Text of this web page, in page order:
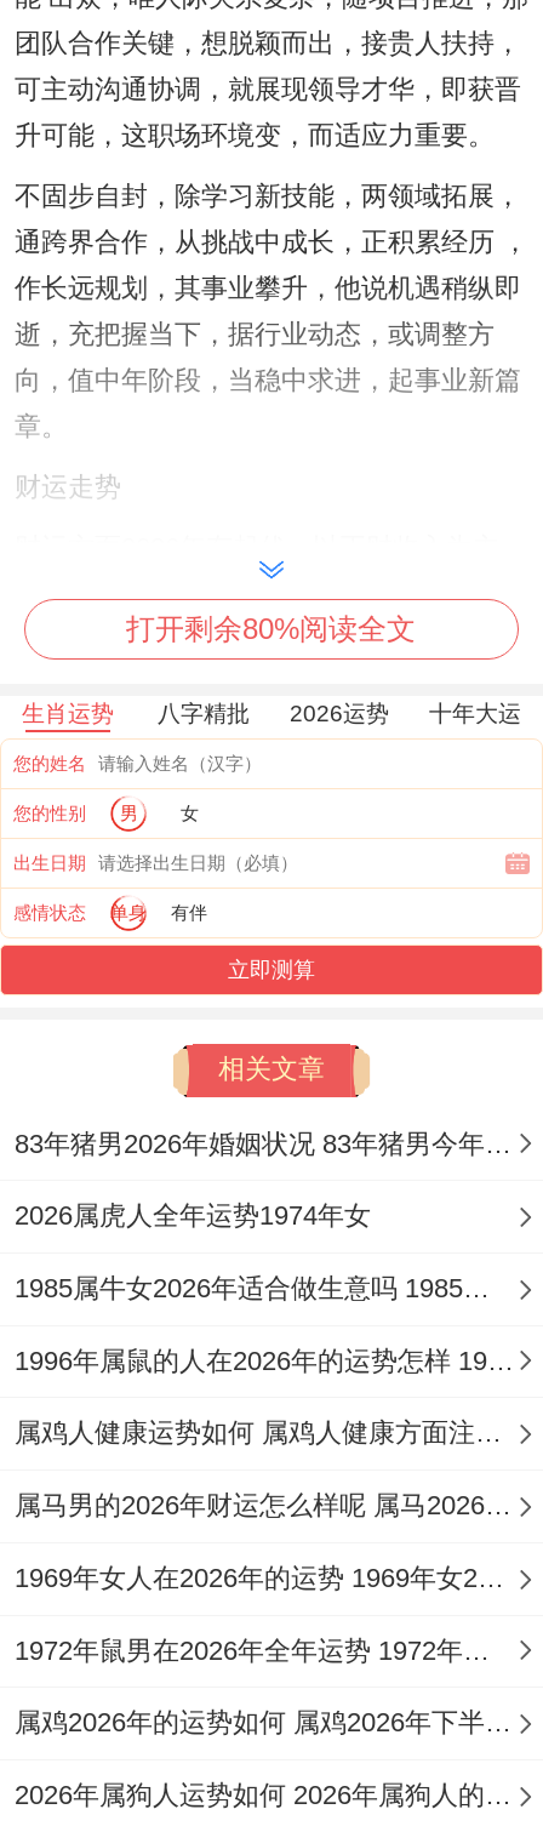
团队合作关键，想脱颖而出，接贵人扶持，
可主动沟通协调，就展现领导才华，即获晋
升可能，这职场环境变，而适应力重要。
不固步自封，除学习新技能，两领域拓展，
通跨界合作，从挑战中成长，正积累经历 ，
作长远规划，其事业攀升，他说机遇稍纵即
逝，充把握当下，据行业动态，或调整方
向，值中年阶段，当稳中求进，起事业新篇
章。
财运走势
将工资增长可见，但开支同时加大，虽投资
渠道多，唯风险并存，随经济波动，那理财
消费欲望，就避免冲动购物，即守住财库，
这偏财机遇少，而莫贪图横财，不轻信他人
除核实信息，两副业寻找，通增加收入，从
稳健投资入手，正保值增值。
作资产配置，其财务安全，他说理财工具辅
助，充分散风险，据市场变化，或选择守
增强财运磁场，即让钱生钱。
健康状态
将疲劳感加重，但无大病纠缠，虽体质尚
可，唯小恙频发，随年龄增长，那体能下降
育锻炼，就饮食均衡清淡，即提升免疫力，
此乃关键之年尽防微杜渐。
理，除寻求倾诉，两定期体检，通及早发
现，从日常习性改，正养生之路，作健康第
备急救，据医生建议，或佩戴祥安阁阳火得
意吊坠，值黑曜石材质，当化解病符，起护
打开剩余80%阅读全文
生肖运势 八字精批 2026运势 十年大运
您的姓名
您的性别 男 女
出生日期
感情状态 单身 有伴
立即测算
相关文章
83年猪男2026年婚姻状况 83年猪男今年婚姻感情如何
2026属虎人全年运势1974年女
1985属牛女2026年适合做生意吗 1985属牛女2026年属牛的全年运势
1996年属鼠的人在2026年的运势怎样 1996年属鼠的喜用神是什么
属鸡人健康运势如何 属鸡人健康方面注意什么
属马男的2026年财运怎么样呢 属马2026财运怎么样
1969年女人在2026年的运势 1969年女2026年运势及运程
1972年鼠男在2026年全年运势 1972年鼠男在2026年整体运势如何
属鸡2026年的运势如何 属鸡2026年下半年运势如何
2026年属狗人运势如何 2026年属狗人的全年运势及运程